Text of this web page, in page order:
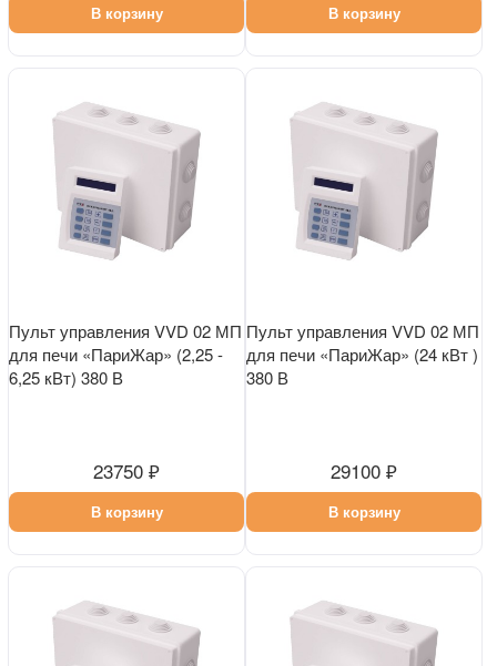
В корзину В корзину
Пульт управления VVD 02 МП
для печи «ПариЖар» (2,25 -
6,25 кВт) 380 В
23750 ₽
В корзину
Пульт управления VVD 02 МП
для печи «ПариЖар» (24 кВт )
380 В
29100 ₽
В корзину